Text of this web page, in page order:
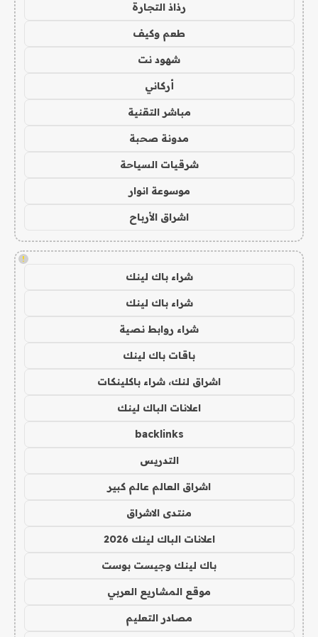
رذاذ التجارة
طعم وكيف
شهود نت
أركاني
مباشر التقنية
مدونة صحبة
شرقيات السياحة
موسوعة انوار
اشراق الأرباح
!
شراء باك لينك
شراء باك لينك
شراء روابط نصية
باقات باك لينك
اشراق لنك، شراء باكلينكات
اعلانات الباك لينك
backlinks
التدريس
اشراق العالم عالم كبير
منتدى الاشراق
اعلانات الباك لينك 2026
باك لينك وجيست بوست
موقع المشاريع العربي
مصادر التعليم